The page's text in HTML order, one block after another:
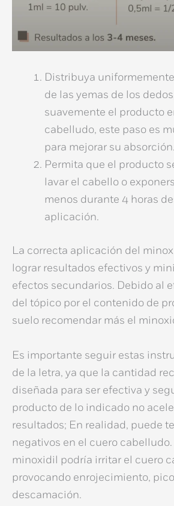
Distribuya
de las yemas de los
suavemente el producto
cabelludo, este paso es
para mejorar su absorción.
Permita que el producto
lavar el cabello o
menos durante 4 horas
aplicación.
La correcta aplicación del
lograr resultados efectivos y
efectos secundarios. Debido al
del tópico por el contenido de
suelo recomendar más el
Es importante seguir estas
de la letra, ya que la cantidad
diseñada para ser efectiva y
producto de lo indicado no
resultados; En realidad, puede
negativos en el cuero cabelludo.
minoxidil podría irritar el cuero
provocando enrojecimiento,
descamación.